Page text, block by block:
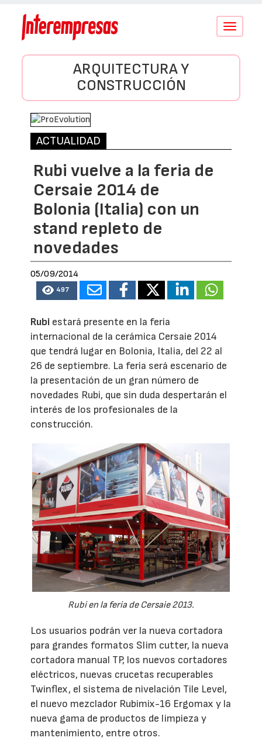
Conmutar
ARQUITECTURA Y
CONSTRUCCIÓN
ACTUALIDAD
Rubi vuelve a la feria de
Cersaie 2014 de
Bolonia (Italia) con un
stand repleto de
novedades
05/09/2014
497
Rubi estará presente en la feria
internacional de la cerámica Cersaie 2014
que tendrá lugar en Bolonia, Italia, del 22 al
26 de septiembre. La feria será escenario de
la presentación de un gran número de
novedades Rubi, que sin duda despertarán el
interés de los profesionales de la
construcción.
Rubi en la feria de Cersaie 2013.
Los usuarios podrán ver la nueva cortadora
para grandes formatos Slim cutter, la nueva
cortadora manual TP, los nuevos cortadores
eléctricos, nuevas crucetas recuperables
Twinflex, el sistema de nivelación Tile Level,
el nuevo mezclador Rubimix-16 Ergomax y la
nueva gama de productos de limpieza y
mantenimiento, entre otros.